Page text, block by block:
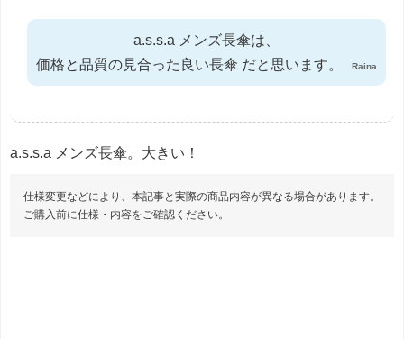
a.s.s.a メンズ長傘は、
価格と品質の見合った良い長傘 だと思います。
Raina
a.s.s.a メンズ長傘。大きい！
仕様変更などにより、本記事と実際の商品内容が異なる場合があります。
ご購入前に仕様・内容をご確認ください。